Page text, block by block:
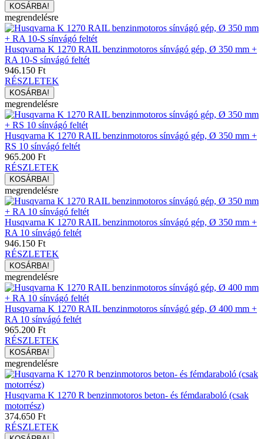
megrendelésre
Husqvarna K 1270 RAIL benzinmotoros sínvágó gép, Ø 350 mm +
RA 10-S sínvágó feltét
946.150 Ft
RÉSZLETEK
megrendelésre
Husqvarna K 1270 RAIL benzinmotoros sínvágó gép, Ø 350 mm +
RS 10 sínvágó feltét
965.200 Ft
RÉSZLETEK
megrendelésre
Husqvarna K 1270 RAIL benzinmotoros sínvágó gép, Ø 350 mm +
RA 10 sínvágó feltét
946.150 Ft
RÉSZLETEK
megrendelésre
Husqvarna K 1270 RAIL benzinmotoros sínvágó gép, Ø 400 mm +
RA 10 sínvágó feltét
965.200 Ft
RÉSZLETEK
megrendelésre
Husqvarna K 1270 R benzinmotoros beton- és fémdaraboló (csak
motorrész)
374.650 Ft
RÉSZLETEK